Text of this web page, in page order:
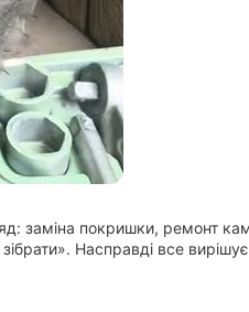
заміна покришки, ремонт
Насправді все